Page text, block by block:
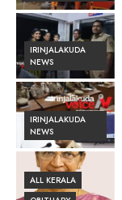
IRINJALAKUDA
NEWS
IRINJALAKUDA
NEWS
ALL KERALA